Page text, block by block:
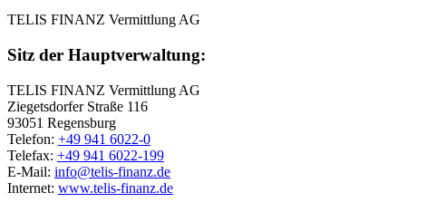
TELIS FINANZ Vermittlung AG
Sitz der Hauptverwaltung:
TELIS FINANZ Vermittlung AG
Ziegetsdorfer Straße 116
93051 Regensburg
Telefon: +49 941 6022-0
Telefax: +49 941 6022-199
E-Mail: info@telis-finanz.de
Internet: www.telis-finanz.de